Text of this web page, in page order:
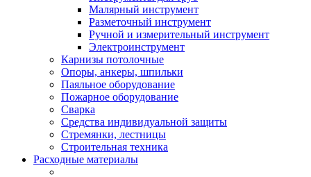
Малярный инструмент
Разметочный инструмент
Ручной и измерительный инструмент
Электроинструмент
Карнизы потолочные
Опоры, анкеры, шпильки
Паяльное оборудование
Пожарное оборудование
Сварка
Средства индивидуальной защиты
Стремянки, лестницы
Строительная техника
Расходные материалы